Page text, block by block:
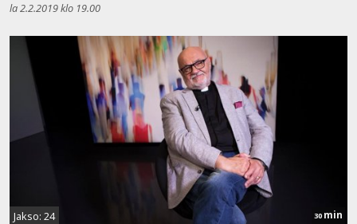
la 2.2.2019 klo 19.00
Jakso: 24 30 min